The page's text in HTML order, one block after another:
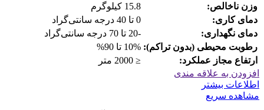
وزن ناخالص:
15.8 کیلوگرم
دمای کاری:
0 تا 40 درجه سانتی‌گراد
دمای نگهداری:
-20 تا 70 درجه سانتی‌گراد
رطوبت محیطی (بدون تراکم): 10% تا 90%
ارتفاع مجاز عملکرد:
≤ 2000 متر
افزودن به علاقه مندی
اطلاعات بیشتر
مشاهده سریع